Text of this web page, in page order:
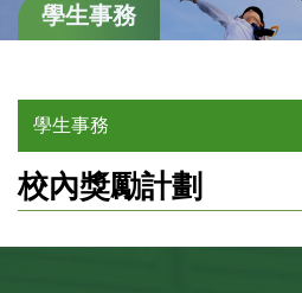
學生事務
學生事務
校內獎勵計劃